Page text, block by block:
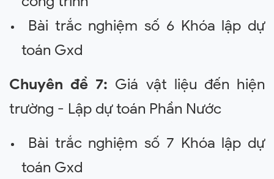
Bài trắc nghiệm số 6 Khóa lập dự
toán Gxd
Chuyên đề 7: Giá vật liệu đến hiện
trường - Lập dự toán Phần Nước
Bài trắc nghiệm số 7 Khóa lập dự
toán Gxd